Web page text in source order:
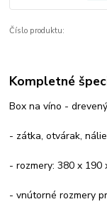
Číslo produktu:
Kompletné
Box na víno - drevený
- zátka, otvárak,
- rozmery: 380 x 190
- vnútorné rozmery